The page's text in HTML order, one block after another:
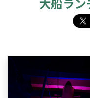
大船ラ